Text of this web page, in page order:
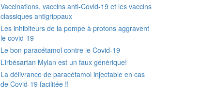
Vaccinations, vaccins anti-Covid-19 et les vaccins
classiques antigrippaux
Les inhibiteurs de la pompe à protons aggravent
le covid-19
Le bon paracétamol contre le Covid-19
L’irbésartan Mylan est un faux générique!
La délivrance de paracétamol injectable en cas
de Covid-19 facilitée !!